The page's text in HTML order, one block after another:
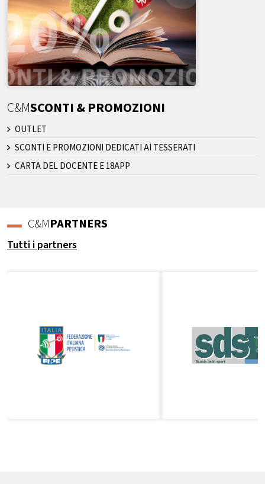
C&MSCONTI & PROMOZIONI
OUTLET
SCONTI E PROMOZIONI DEDICATI AI TESSERATI
CARTA DEL DOCENTE E 18APP
C&MPARTNERS
Tutti i partners